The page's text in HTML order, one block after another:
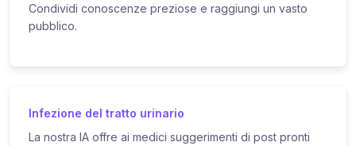
Condividi conoscenze preziose e raggiungi un vasto
pubblico.
Infezione del tratto urinario
La nostra IA offre ai medici suggerimenti di post pronti